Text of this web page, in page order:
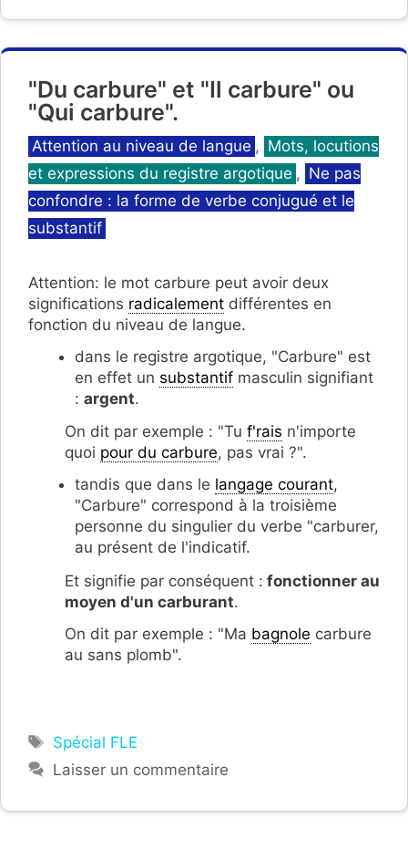
"Du carbure" et "Il carbure" ou
"Qui carbure".
Catégories
Attention au niveau de langue , Mots, locutions
et expressions du registre argotique , Ne pas
confondre : la forme de verbe conjugué et le
substantif
Attention: le mot carbure peut avoir deux
significations radicalement différentes en
fonction du niveau de langue.
dans le registre argotique, "Carbure" est
en effet un substantif masculin signifiant
: argent.
On dit par exemple : "Tu f'rais n'importe
quoi pour du carbure, pas vrai ?".
tandis que dans le langage courant,
"Carbure" correspond à la troisième
personne du singulier du verbe "carburer,
au présent de l'indicatif.
Et signifie par conséquent : fonctionner au
moyen d'un carburant.
On dit par exemple : "Ma bagnole carbure
au sans plomb".
Étiquettes
Spécial FLE
Laisser un commentaire